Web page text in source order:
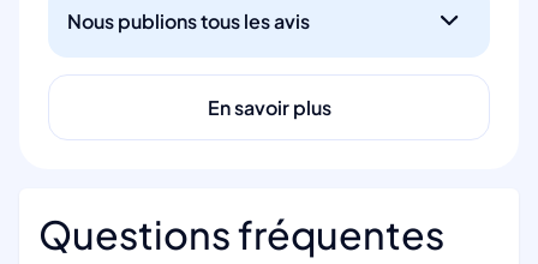
Nous publions tous les avis
En savoir plus
Questions fréquentes